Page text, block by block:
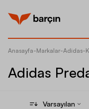
Anasayfa-Markalar-Adidas-
Adidas
Varsayılan